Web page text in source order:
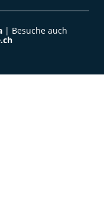
| Besuche auch